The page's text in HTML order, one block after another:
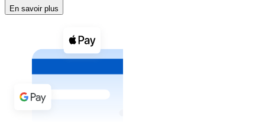
Achetez des cryptomonnaies en espèces et d'autres
Virement SEPA
Acheter avec virement bancaire
En savoir plus